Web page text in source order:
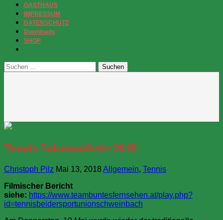
GASTHAUS
IMPRESSUM
DATENSCHUTZ
Downloads
SHOP
Suchen
nach:
Tennis Saisonauftakt 2018
Christoph Pilz Mai 13, 2018 Allgemein, Tennis
Filmischer Bericht
siehe: https://www.teambuntesfernsehen.at/play.php?
id=tennisbeidersportunionschweinbach